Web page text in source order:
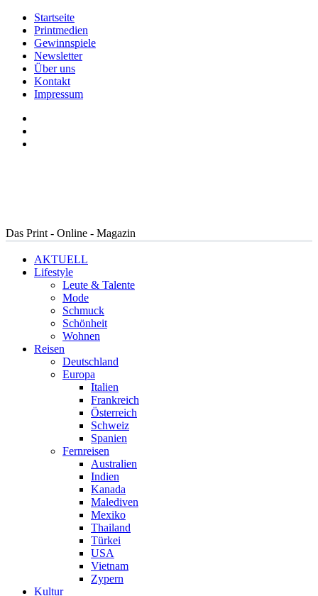
Startseite
Printmedien
Gewinnspiele
Newsletter
Über uns
Kontakt
Impressum
Das Print - Online - Magazin
AKTUELL
Lifestyle
Leute & Talente
Mode
Schmuck
Schönheit
Wohnen
Reisen
Deutschland
Europa
Italien
Frankreich
Österreich
Schweiz
Spanien
Fernreisen
Australien
Indien
Kanada
Malediven
Mexiko
Thailand
Türkei
USA
Vietnam
Zypern
Kultur